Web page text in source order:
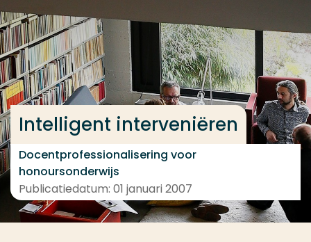
Ga direct naar de content
... > Projectbeschrijving
Intelligent interveniëren
Docentprofessionalisering voor
honoursonderwijs
Publicatiedatum: 01 januari 2007
Veel gezocht
Opleiding
Contact